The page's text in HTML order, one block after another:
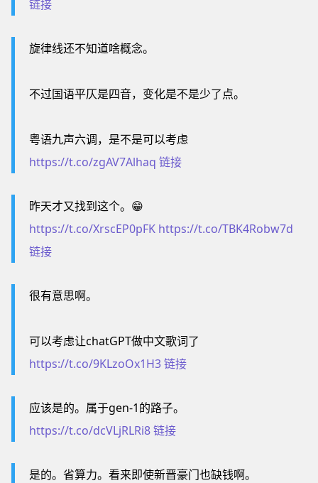
链接
旋律线还不知道啥概念。
不过国语平仄是四音，变化是不是少了点。
粤语九声六调，是不是可以考虑
https://t.co/zgAV7Alhaq 链接
昨天才又找到这个。😁
https://t.co/XrscEP0pFK https://t.co/TBK4Robw7d
链接
很有意思啊。
可以考虑让chatGPT做中文歌词了
https://t.co/9KLzoOx1H3链接
应该是的。属于gen-1的路子。
https://t.co/dcVLjRLRi8链接
是的。省算力。看来即使新晋豪门也缺钱啊。